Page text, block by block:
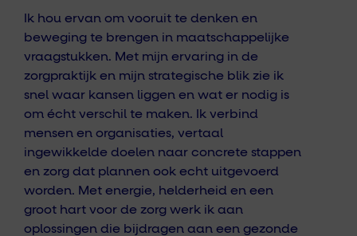
Ik hou ervan om vooruit te denken en
beweging te brengen in maatschappelijke
vraagstukken. Met mijn ervaring in de
zorgpraktijk en mijn strategische blik zie ik
snel waar kansen liggen en wat er nodig is
om écht verschil te maken. Ik verbind
mensen en organisaties, vertaal
ingewikkelde doelen naar concrete stappen
en zorg dat plannen ook echt uitgevoerd
worden. Met energie, helderheid en een
groot hart voor de zorg werk ik aan
oplossingen die bijdragen aan een gezonde